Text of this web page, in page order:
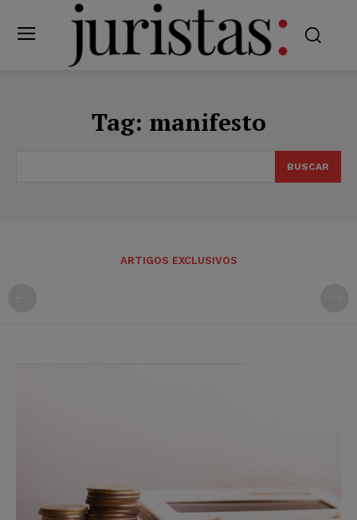
Tag: manifesto
BUSCAR
ARTIGOS EXCLUSIVOS